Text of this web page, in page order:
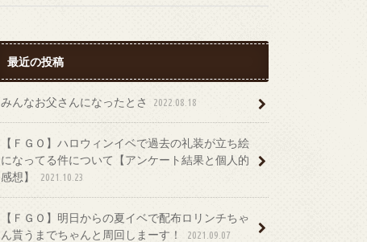
最近の投稿
みんなお父さんになったとさ 2022.08.18
【ＦＧＯ】ハロウィンイベで過去の礼装が立ち絵
になってる件について【アンケート結果と個人的
感想】
2021.10.23
【ＦＧＯ】明日からの夏イベで配布ロリンチちゃ
ん貰うまでちゃんと周回しまーす！
2021.09.07